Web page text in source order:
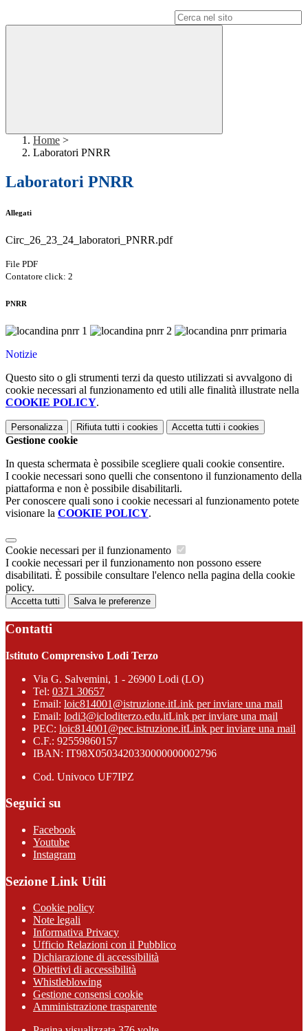
Home >
Laboratori PNRR
Laboratori PNRR
Allegati
Circ_26_23_24_laboratori_PNRR.pdf
File PDF
Contatore click: 2
PNRR
Notizie
Questo sito o gli strumenti terzi da questo utilizzati si avvalgono di
cookie necessari al funzionamento ed utili alle finalità illustrate nella
COOKIE POLICY.
Personalizza Rifiuta tutti i cookies Accetta tutti i cookies
Gestione cookie
In questa schermata è possibile scegliere quali cookie consentire.
I cookie necessari sono quelli che consentono il funzionamento della
piattaforma e non è possibile disabilitarli.
Per conoscere quali sono i cookie necessari al funzionamento potete
visionare la COOKIE POLICY.
Cookie necessari per il funzionamento
I cookie necessari per il funzionamento non possono essere
disabilitati. È possibile consultare l'elenco nella pagina della cookie
policy.
Accetta tutti Salva le preferenze
Contatti
Istituto Comprensivo Lodi Terzo
Via G. Salvemini, 1 - 26900 Lodi (LO)
Tel: 0371 30657
Email: loic814001@istruzione.itLink per inviare una mail
Email: lodi3@icloditerzo.edu.itLink per inviare una mail
PEC: loic814001@pec.istruzione.itLink per inviare una mail
C.F.: 92559860157
IBAN: IT98X0503420330000000002796
Cod. Univoco UF7IPZ
Seguici su
Facebook
Youtube
Instagram
Sezione Link Utili
Cookie policy
Note legali
Informativa Privacy
Ufficio Relazioni con il Pubblico
Dichiarazione di accessibilità
Obiettivi di accessibilità
Whistleblowing
Gestione consensi cookie
Amministrazione trasparente